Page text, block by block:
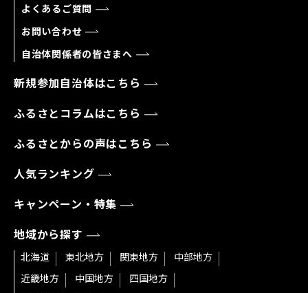
よくあるご質問
お問い合わせ
自治体関係者の皆さまへ
新規参加自治体はこちら
ふるさとコラムはこちら
ふるさとからの声はこちら
人気ランキング
キャンペーン・特集
地域から探す
北海道 東北地方 関東地方
中部地方
近畿地方
中国地方
四国地方